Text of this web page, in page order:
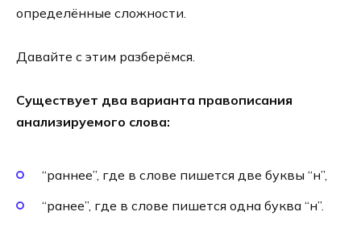
определённые сложности.
Давайте с этим разберёмся.
Существует два варианта правописания
анализируемого слова:
“раннее”, где в слове пишется две буквы “н”,
“ранее”, где в слове пишется одна буква “н”.